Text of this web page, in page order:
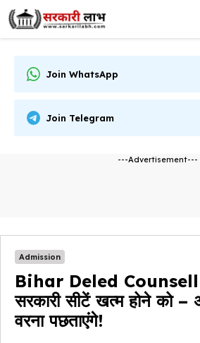
Skip
to
content
Join WhatsApp
Join Telegram
---Advertisement---
Admission
Bihar Deled
सरकारी सीटें खत्म होने को –
वरना पछताएंगे!